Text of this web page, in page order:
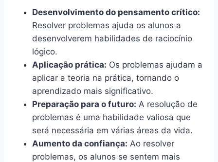
Desenvolvimento do pensamento crítico:
Resolver problemas ajuda os alunos a
desenvolverem habilidades de raciocínio
lógico.
Aplicação prática: Os problemas ajudam a
aplicar a teoria na prática, tornando o
aprendizado mais significativo.
Preparação para o futuro: A resolução de
problemas é uma habilidade valiosa que
será necessária em várias áreas da vida.
Aumento da confiança: Ao resolver
problemas, os alunos se sentem mais